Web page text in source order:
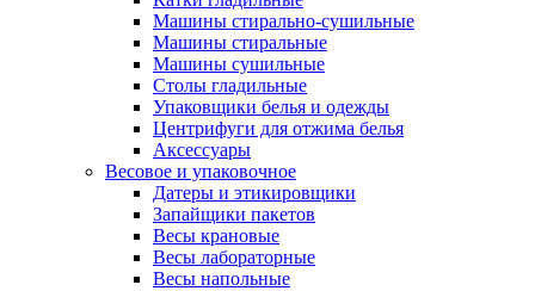
Машины стирально-сушильные
Машины стиральные
Машины сушильные
Столы гладильные
Упаковщики белья и одежды
Центрифуги для отжима белья
Аксессуары
Весовое и упаковочное
Датеры и этикировщики
Запайщики пакетов
Весы крановые
Весы лабораторные
Весы напольные